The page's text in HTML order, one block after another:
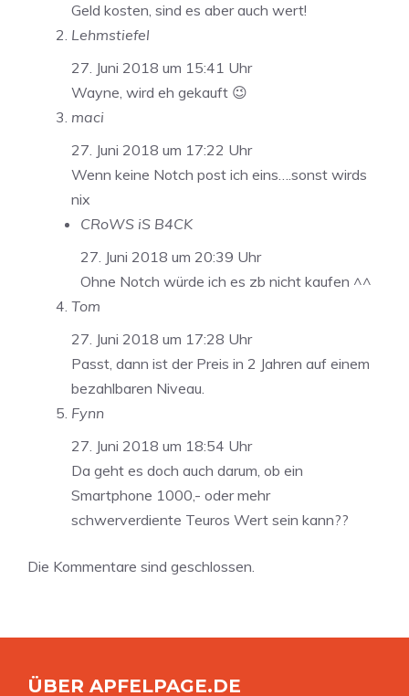
Geld kosten, sind es aber auch wert!
Lehmstiefel
27. Juni 2018 um 15:41 Uhr
Wayne, wird eh gekauft 😉
maci
27. Juni 2018 um 17:22 Uhr
Wenn keine Notch post ich eins….sonst wirds
nix
CRoWS iS B4CK
27. Juni 2018 um 20:39 Uhr
Ohne Notch würde ich es zb nicht kaufen ^^
Tom
27. Juni 2018 um 17:28 Uhr
Passt, dann ist der Preis in 2 Jahren auf einem
bezahlbaren Niveau.
Fynn
27. Juni 2018 um 18:54 Uhr
Da geht es doch auch darum, ob ein
Smartphone 1000,- oder mehr
schwerverdiente Teuros Wert sein kann??
Die Kommentare sind geschlossen.
ÜBER APFELPAGE.DE